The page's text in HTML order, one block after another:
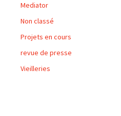
Mediator
Non classé
Projets en cours
revue de presse
Vieilleries